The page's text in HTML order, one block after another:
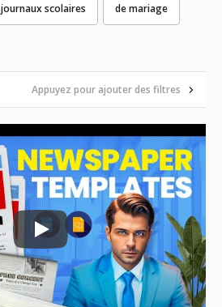
scolaires de mariage
Appuyez pour ajouter des filtres
Play: Keynote (Google I/O '18)